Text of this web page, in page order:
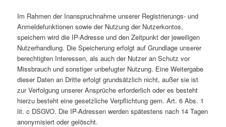
Im Rahmen der Inanspruchnahme unserer Registrierungs- und
Anmeldefunktionen sowie der Nutzung der Nutzerkontos,
speichern wird die IP-Adresse und den Zeitpunkt der jeweiligen
Nutzerhandlung. Die Speicherung erfolgt auf Grundlage unserer
berechtigten Interessen, als auch der Nutzer an Schutz vor
Missbrauch und sonstiger unbefugter Nutzung. Eine Weitergabe
dieser Daten an Dritte erfolgt grundsätzlich nicht, außer sie ist
zur Verfolgung unserer Ansprüche erforderlich oder es besteht
hierzu besteht eine gesetzliche Verpflichtung gem. Art. 6 Abs. 1
lit. c DSGVO. Die IP-Adressen werden spätestens nach 14 Tagen
anonymisiert oder gelöscht.